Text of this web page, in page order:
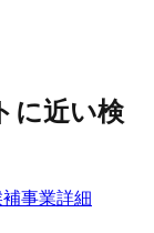
に近い検
補事業詳細